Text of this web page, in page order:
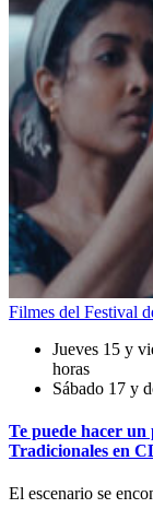
Filmes del Festival
Jueves 15 y
horas
Sábado 17 y
Te puede hacer
Tradicionales en
El escenario se